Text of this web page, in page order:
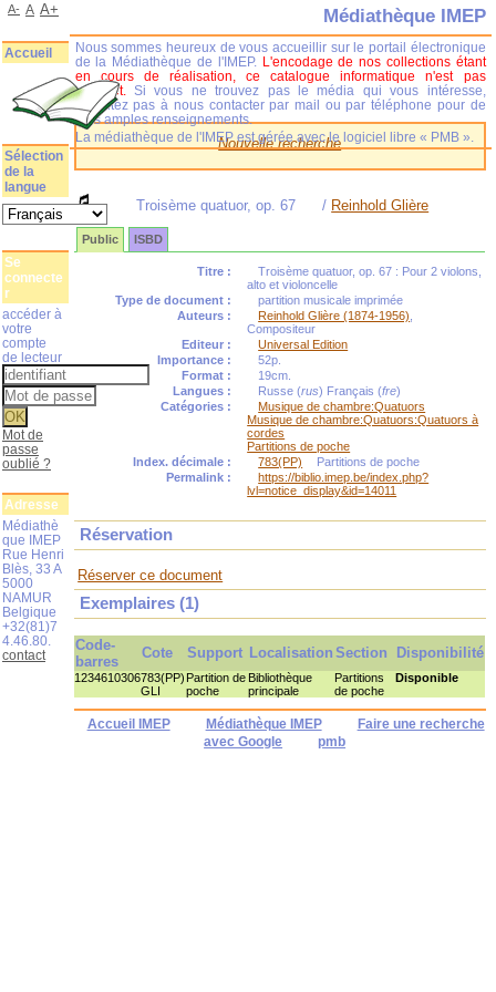
Nouvelle recherche
Troisème quatuor, op. 67 / Reinhold Glière
Public ISBD
Titre :
Troisème quatuor, op. 67 : Pour 2 violons,
alto et violoncelle
Type de document :
partition musicale imprimée
Auteurs :
Reinhold Glière (1874-1956)
Compositeur
Editeur :
Universal Edition
Importance :
52p.
Format :
19cm.
Langues :
Russe (rus) Français (fre)
Catégories :
Musique de chambre:Quatuors
Musique de chambre:Quatuors:Quatuors à
cordes
Partitions de poche
Index. décimale :
783(PP)
Partitions de poche
Permalink :
https://biblio.imep.be/index.php?
lvl=notice_display&id=14011
Réservation
Réserver ce document
Exemplaires (1)
Code-
barres
Cote Support Localisation Section Disponibilité
1234610306783(PP)
GLI
Partition de
poche
Bibliothèque
principale
Partitions
de poche
Disponible
Accueil IMEP Médiathèque IMEP
Faire une recherche
avec Google
pmb
Médiathèque IMEP
Nous sommes heureux de vous accueillir sur le portail électronique
de la Médiathèque de l'IMEP. L'encodage de nos collections étant
en cours de réalisation, ce catalogue informatique n'est pas
complet.
Si vous ne trouvez pas le média qui vous intéresse,
n'hésitez pas à nous contacter par mail ou par téléphone pour de
plus amples renseignements.
La médiathèque de l'IMEP est gérée avec le logiciel libre « PMB ».
A- A A+
Accueil
Sélection
de la
langue
Se
connecte
r
accéder à
votre
compte
de lecteur
Mot de
passe
oublié ?
Adresse
Médiathè
que IMEP
Rue Henri
Blès, 33 A
5000
NAMUR
Belgique
+32(81)7
4.46.80.
contact